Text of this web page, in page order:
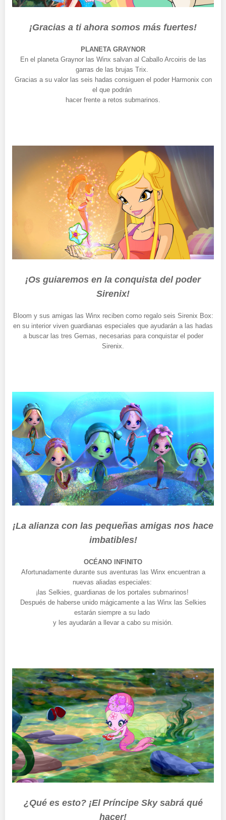
¡Gracias a ti ahora somos más fuertes!
PLANETA GRAYNOR
En el planeta Graynor las Winx salvan al Caballo Arcoiris de las
garras de las brujas Trix.
Gracias a su valor las seis hadas consiguen el poder Harmonix con
el que podrán
hacer frente a retos submarinos.
¡Os guiaremos en la conquista del poder
Sirenix!
Bloom y sus amigas las Winx reciben como regalo seis Sirenix Box:
en su interior viven guardianas especiales que ayudarán a las hadas
a buscar las tres Gemas, necesarias para conquistar el poder
Sirenix.
¡La alianza con las pequeñas amigas nos hace
imbatibles!
OCÉANO INFINITO
Afortunadamente durante sus aventuras las Winx encuentran a
nuevas aliadas especiales:
¡las Selkies, guardianas de los portales submarinos!
Después de haberse unido mágicamente a las Winx las Selkies
estarán siempre a su lado
y les ayudarán a llevar a cabo su misión.
¿Qué es esto? ¡El Príncipe Sky sabrá qué
hacer!